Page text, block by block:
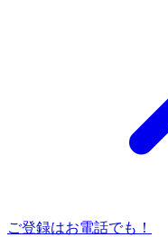
ご登録はお電話でも！